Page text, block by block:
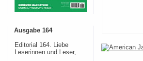
Ausgabe 164
Editorial 164. Liebe
Leserinnen und Leser,